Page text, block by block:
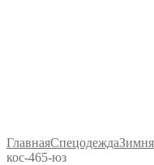
ГлавнаяСпецодежда
кос-465-юз